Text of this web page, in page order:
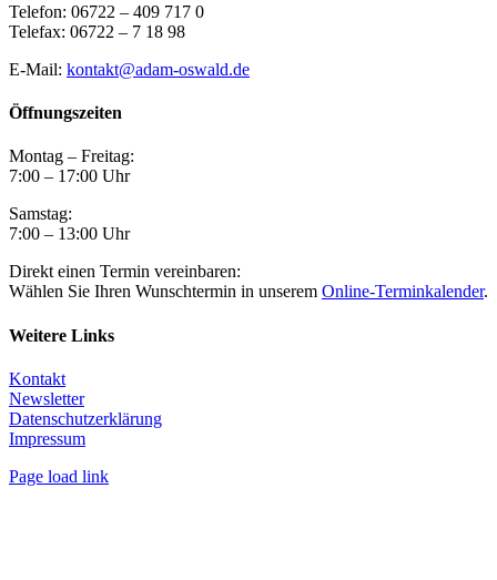
Telefon: 06722 – 409 717 0
Telefax: 06722 – 7 18 98
E-Mail: kontakt@adam-oswald.de
Öffnungszeiten
Montag – Freitag:
7:00 – 17:00 Uhr
Samstag:
7:00 – 13:00 Uhr
Direkt einen Termin vereinbaren:
Wählen Sie Ihren Wunschtermin in unserem Online-Terminkalender.
Weitere Links
Kontakt
Newsletter
Datenschutzerklärung
Impressum
Page load link